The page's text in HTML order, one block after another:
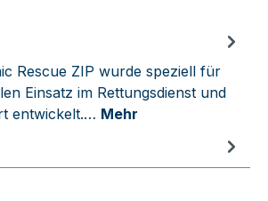
Rescue ZIP wurde speziell für
Einsatz im Rettungsdienst und
entwickelt.… Mehr